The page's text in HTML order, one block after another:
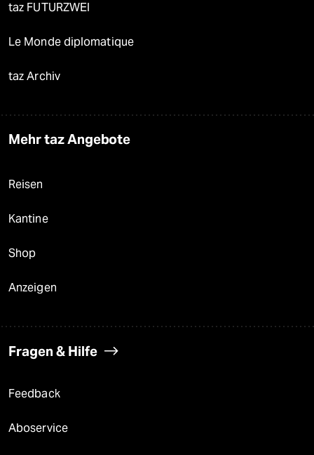
taz FUTURZWEI
Le Monde diplomatique
taz Archiv
Mehr taz Angebote
Reisen
Kantine
Shop
Anzeigen
Fragen & Hilfe
Feedback
Aboservice